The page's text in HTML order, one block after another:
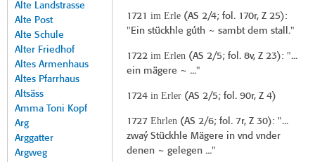
Alte Landstrasse
Alte Post
Alte Schule
Alter Friedhof
Altes Armenhaus
Altes Pfarrhaus
Altsäss
Amma Toni Kopf
Arg
Arggatter
Argweg
1721 im Erle(AS 2/4; fol. 170r, Z 25):
"Ein stückhle gúth ~ sambt dem stall."
1722 im Erlen(AS 2/5; fol. 8v, Z 23): "...
ein mägere ~ ..."
1724 in Erler(AS 2/5; fol. 90r, Z 4)
1727 Ehrlen(AS 2/6; fol. 7r, Z 30): "...
zwaý Stückhle Mägere in vnd vnder
denen ~ gelegen ..."